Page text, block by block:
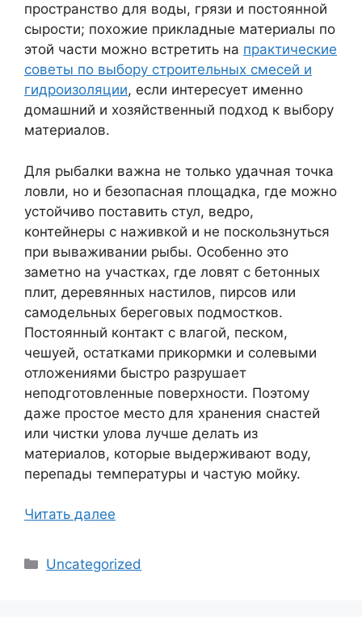
пространство для воды, грязи и постоянной
сырости; похожие прикладные материалы по
этой части можно встретить на практические
советы по выбору строительных смесей и
гидроизоляции, если интересует именно
домашний и хозяйственный подход к выбору
материалов.
Для рыбалки важна не только удачная точка
ловли, но и безопасная площадка, где можно
устойчиво поставить стул, ведро,
контейнеры с наживкой и не поскользнуться
при вываживании рыбы. Особенно это
заметно на участках, где ловят с бетонных
плит, деревянных настилов, пирсов или
самодельных береговых подмостков.
Постоянный контакт с влагой, песком,
чешуей, остатками прикормки и солевыми
отложениями быстро разрушает
неподготовленные поверхности. Поэтому
даже простое место для хранения снастей
или чистки улова лучше делать из
материалов, которые выдерживают воду,
перепады температуры и частую мойку.
Читать далее
Рубрики
Uncategorized